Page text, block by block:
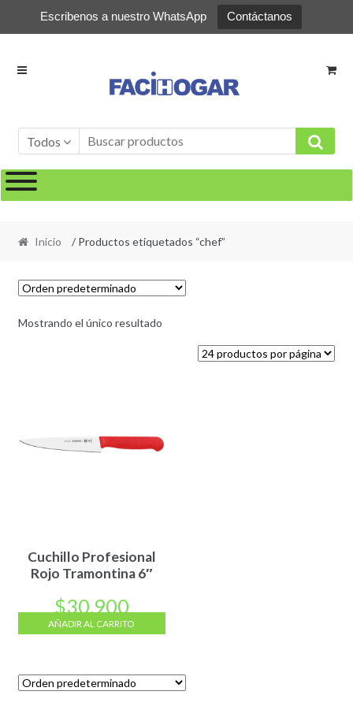
Escribenos a nuestro WhatsApp Contáctanos
Ir
Ir
Todos
Inicio / Productos etiquetados “chef”
Mostrando el único resultado
Cuchillo Profesional
Rojo Tramontina 6″
$30.900
AÑADIR AL CARRITO